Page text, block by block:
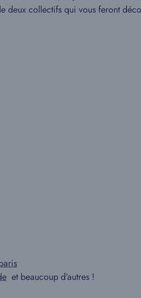
deux collectifs qui vous feront
et beaucoup d’autres !